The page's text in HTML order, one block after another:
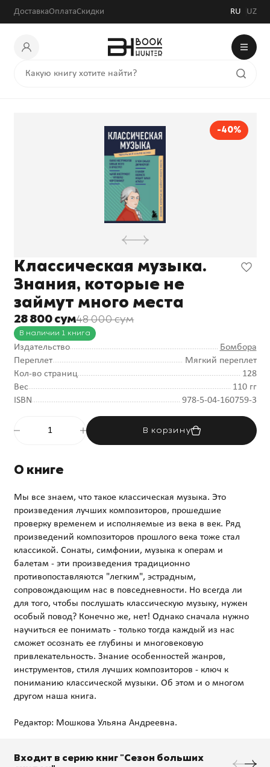
ДоставкаОплатаСкидки RU UZ
-40%
Классическая музыка.
Знания, которые не
займут много места
28 800 сум48 000 сум
В наличии 1 книга
Издательство
Бомбора
Переплет
Мягкий переплет
Кол-во страниц
128
Вес
110 гг
ISBN
978-5-04-160759-3
В корзину
О книге
Мы все знаем, что такое классическая музыка. Это
произведения лучших композиторов, прошедшие
проверку временем и исполняемые из века в век. Ряд
произведений композиторов прошлого века тоже стал
классикой. Сонаты, симфонии, музыка к операм и
балетам - эти произведения традиционно
противопоставляются "легким", эстрадным,
сопровождающим нас в повседневности. Но всегда ли
для того, чтобы послушать классическую музыку, нужен
особый повод? Конечно же, нет! Однако сначала нужно
научиться ее понимать - только тогда каждый из нас
сможет осознать ее глубины и многовековую
привлекательность. Знание особенностей жанров,
инструментов, стиля лучших композиторов - ключ к
пониманию классической музыки. Об этом и о многом
другом наша книга.
Входит в серию книг "Сезон больших